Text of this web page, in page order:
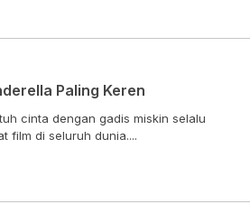
Paling Keren
cinta dengan gadis miskin selalu
film di seluruh dunia....